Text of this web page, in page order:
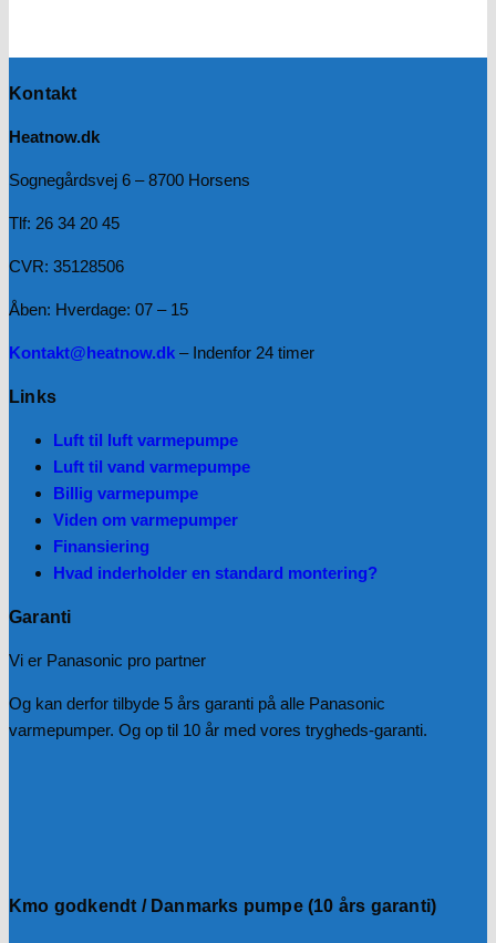
Kontakt
Heatnow.dk
Sognegårdsvej 6 – 8700 Horsens
Tlf: 26 34 20 45
CVR: 35128506
Åben: Hverdage: 07 – 15
Kontakt@heatnow.dk – Indenfor 24 timer
Links
Luft til luft varmepumpe
Luft til vand varmepumpe
Billig varmepumpe
Viden om varmepumper
Finansiering
Hvad inderholder en standard montering?
Garanti
Vi er Panasonic pro partner
Og kan derfor tilbyde 5 års garanti på alle Panasonic
varmepumper. Og op til 10 år med vores trygheds-garanti.
Kmo godkendt / Danmarks pumpe (10 års garanti)